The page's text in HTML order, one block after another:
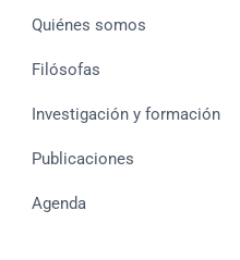
Quiénes somos
Filósofas
Investigación y formación
Publicaciones
Agenda